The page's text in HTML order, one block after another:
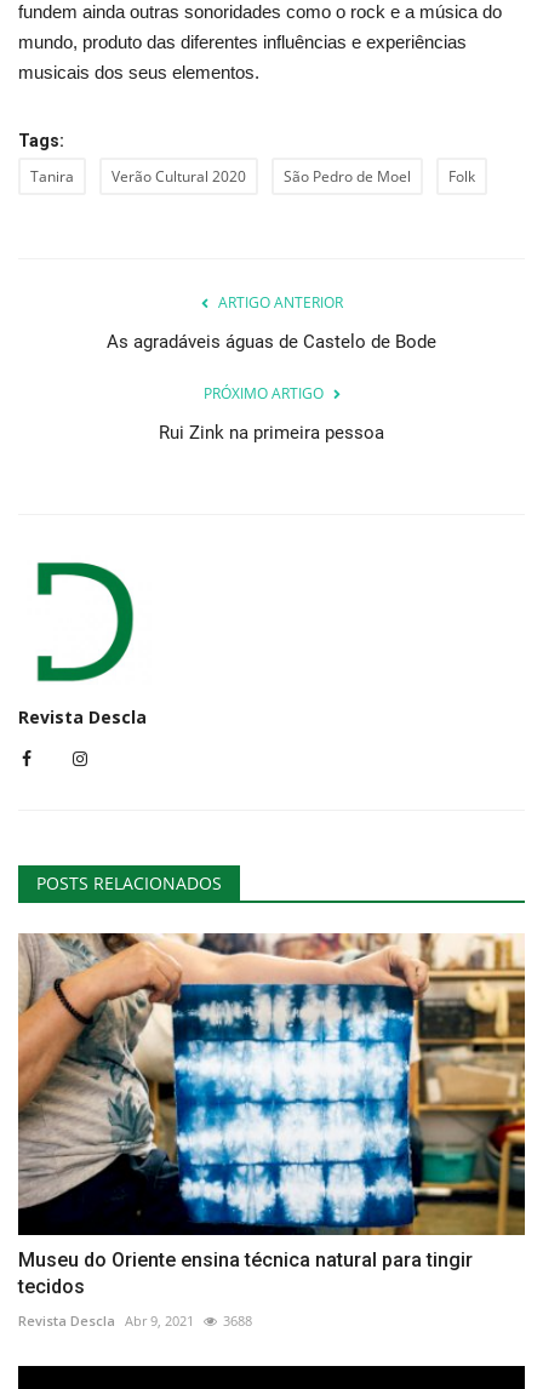
fundem ainda outras sonoridades como o rock e a música do
mundo, produto das diferentes influências e experiências
musicais dos seus elementos.
Tags:
Tanira Verão Cultural 2020 São Pedro de Moel Folk
ARTIGO ANTERIOR
As agradáveis águas de Castelo de Bode
PRÓXIMO ARTIGO
Rui Zink na primeira pessoa
Revista Descla
POSTS RELACIONADOS
Museu do Oriente ensina técnica natural para tingir
tecidos
Revista Descla Abr 9, 2021 3688